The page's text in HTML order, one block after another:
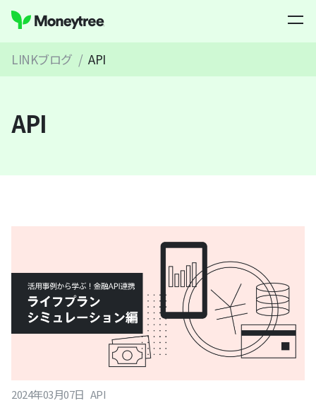
LINKブログ / API
API
2024年03月07日 API